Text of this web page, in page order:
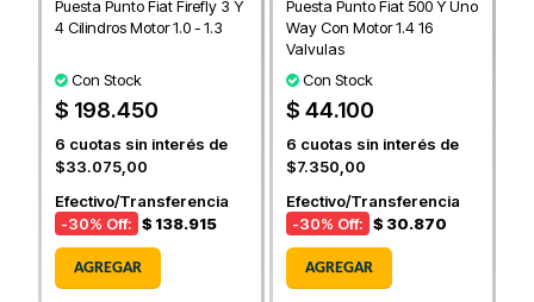
Puesta Punto Fiat Firefly 3 Y
4 Cilindros Motor 1.0 - 1.3
Con Stock
$ 198.450
6 cuotas sin interés de
$33.075,00
Efectivo/Transferencia
-30% Off: $ 138.915
AGREGAR
Puesta Punto Fiat 500 Y Uno
Way Con Motor 1.4 16
Valvulas
Con Stock
$ 44.100
6 cuotas sin interés de
$7.350,00
Efectivo/Transferencia
-30% Off: $ 30.870
AGREGAR